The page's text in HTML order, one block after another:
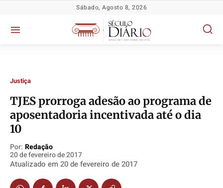
Política
Socioeconômicas
Justiça
Educação
Segurança
Política
Socioeconômicas
Justiça
Educação
Segurança
Política
Socioeconômicas
Justiça
Educação
Segurança
Política
Socioeconômicas
Justiça
Educação
Segurança
Sábado, Agosto 8, 2026
Justiça
TJES prorroga adesão ao programa de
aposentadoria incentivada até o dia
10
Por: Redação
20 de fevereiro de 2017
Atualizado em 20 de fevereiro de 2017